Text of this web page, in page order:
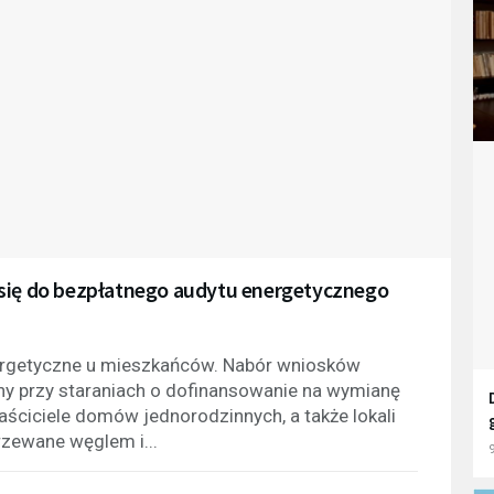
do bezpłatnego audytu energetycznego
u mieszkańców. Nabór wniosków
przy staraniach o dofinansowanie na wymianę
domów jednorodzinnych, a także lokali
węglem i...